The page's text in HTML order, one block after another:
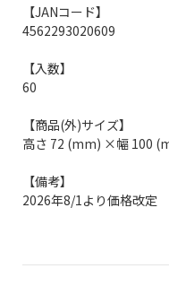
【JANコード】
4562293020609
【入数】
60
【商品(外)サイズ】
高さ 72 (mm) ×幅 100
【備考】
2026年8/1より価格改定